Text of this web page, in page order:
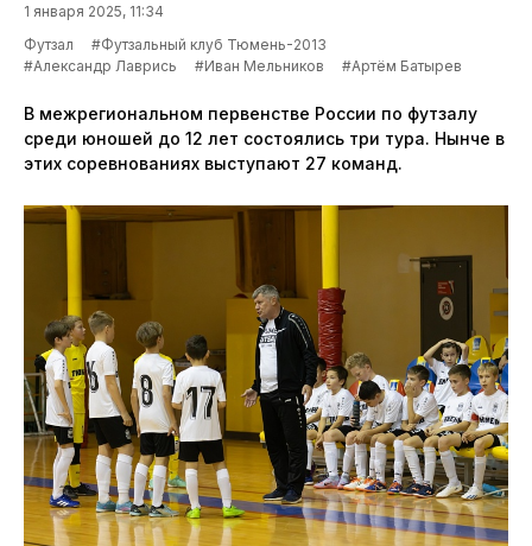
1 января 2025, 11:34
Футзал
#Футзальный клуб Тюмень-2013
#Александр Лаврись
#Иван Мельников #Артём Батырев
В межрегиональном первенстве России по футзалу
среди юношей до 12 лет состоялись три тура. Нынче в
этих соревнованиях выступают 27 команд.